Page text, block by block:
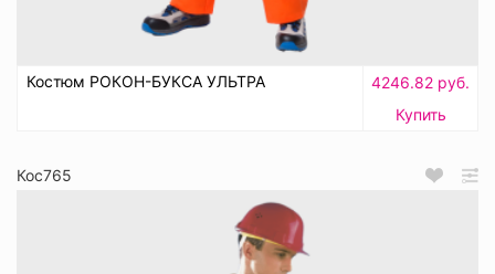
Костюм РОКОН-БУКСА УЛЬТРА
4246.82 руб.
Купить
Кос765